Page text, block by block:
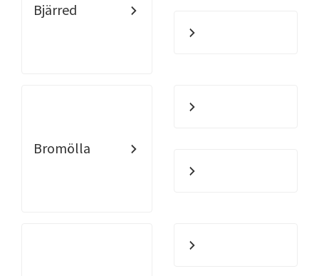
Bjärred
Bromölla